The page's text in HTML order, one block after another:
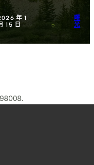
年 1
15 日
曙
光